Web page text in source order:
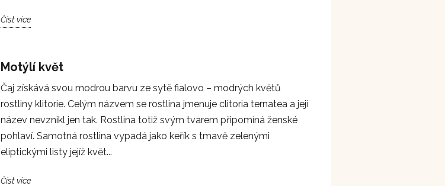
Číst více
Motýlí květ
Čaj získává svou modrou barvu ze sytě fialovo – modrých květů
rostliny klitorie. Celým názvem se rostlina jmenuje clitoria ternatea a její
název nevznikl jen tak. Rostlina totiž svým tvarem připomíná ženské
pohlaví. Samotná rostlina vypadá jako keřík s tmavě zelenými
eliptickými listy jejíž květ...
Číst více